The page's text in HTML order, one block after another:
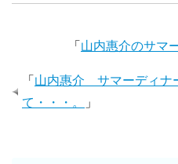
「 山内惠介のサマ
「 山内惠介 サマーディナ
て・・・。
」